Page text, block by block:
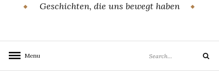
Geschichten, die uns bewegt haben
Menu
for:
Search